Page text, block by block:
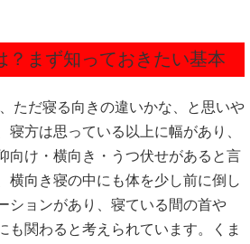
？まず知っておきたい基本
ただ寝る向きの違いかな、と思いや
寝方は思っている以上に幅があり、
向け・横向き・うつ伏せがあると言
横向き寝の中にも体を少し前に倒し
ションがあり、寝ている間の首や
も関わると考えられています。くま